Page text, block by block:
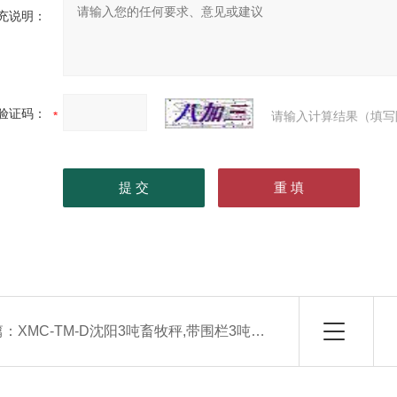
说明：
证码： 请输入计算结果（填
XMC-TM-D沈阳3吨畜牧秤,带围栏3吨电子称猪地磅